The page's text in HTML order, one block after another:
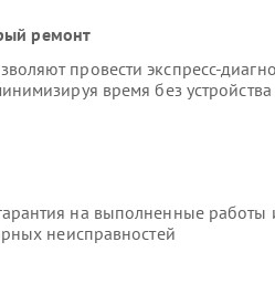
ремонт
провести экспресс-
время без устройства
на выполненные работы
неисправностей